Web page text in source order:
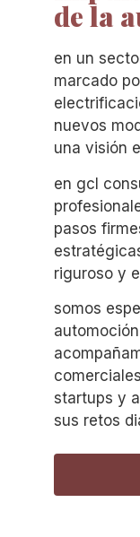
de la
en un
marcado
nuevos
una visión
en gcl
pasos
riguroso y
somos
startups y
sus retos